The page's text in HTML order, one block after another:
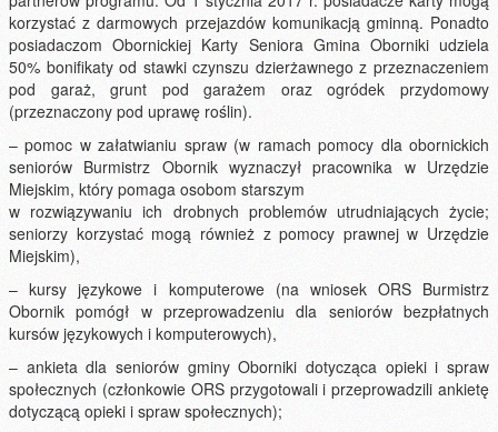
korzystać z darmowych przejazdów komunikacją gminną. Ponadto
posiadaczom Obornickiej Karty Seniora Gmina Oborniki udziela
50% bonifikaty od stawki czynszu dzierżawnego z przeznaczeniem
pod garaż, grunt pod garażem oraz ogródek przydomowy
(przeznaczony pod uprawę roślin).
– pomoc w załatwianiu spraw (w ramach pomocy dla obornickich
seniorów Burmistrz Obornik wyznaczył pracownika w Urzędzie
Miejskim, który pomaga osobom starszym
w rozwiązywaniu ich drobnych problemów utrudniających życie;
seniorzy korzystać mogą również z pomocy prawnej w Urzędzie
Miejskim),
– kursy językowe i komputerowe (na wniosek ORS Burmistrz
Obornik pomógł w przeprowadzeniu dla seniorów bezpłatnych
kursów językowych i komputerowych),
– ankieta dla seniorów gminy Oborniki dotycząca opieki i spraw
społecznych (członkowie ORS przygotowali i przeprowadzili ankietę
dotyczącą opieki i spraw społecznych);